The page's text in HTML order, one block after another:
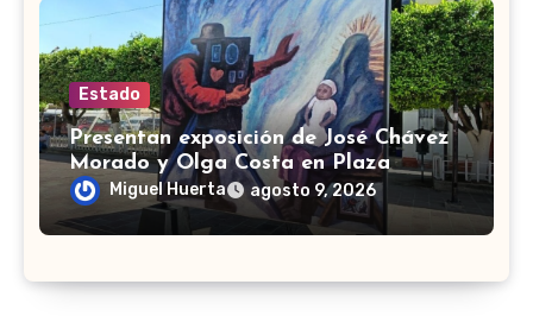
Estado
Presentan exposición de José Chávez
Morado y Olga Costa en Plaza
Libertad de Silao
Miguel Huerta agosto 9, 2026